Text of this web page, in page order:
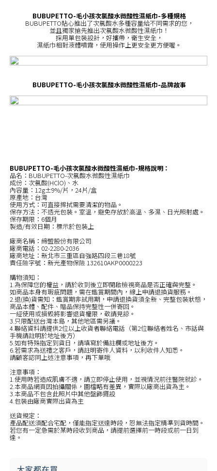
BUBUPETTO-毛小孩次氯酸水微酸性濕紙巾-多種規格
BUBUPETTO貼心推出了次氯酸水多種容量給不同需求的您，
並且獨家搶先推出次氯酸水微酸性濕紙巾！
採用單包裝設計，好攜帶，衛生安全，
濕紙巾相對液體噴霧，使用操作上更安全更方便喔。
BUBUPETTO-毛小孩次氯酸水微酸性濕紙巾-品牌故事
BUBUPETTO-毛小孩次氯酸水微酸性濕紙巾-規格說明：
品名：BUBUPETTO-次氯酸水微酸性濕紙巾
成份：次氯酸(HClO)、水
內容量：12g±9%/片，24片/盒
原產地：台灣
使用方式：可直接擦拭需要清潔的物品。
保存方法：不透光包裝。室溫，避免存放於高溫、多濕、日光照射處。
保存期限：6個月
製造/有效日期：標示於包裝上
廠商名稱：締盟股份有限公司
廠商電話：02-2280-2036
廠商地址：新北市三重區自強路四段三巷18號
責任險字號：新光產物保險 132610AKP0000223
購物須知：
1.為保障您的權益，請於收到後立即開啟檢視商品是否正確與完整。
如商品本身有瑕疵問題，需在鑑賞期間內，線上申請退換貨服務。
2.退(換)貨需知：鑑賞期非試用期，申請退換貨須全新、完整包裝狀態，
商品本體、配件、贈品保持完整性一併寄回。
一經使用或損毀將影響退貨權限，敬請見諒。
3.只限配送台灣本島，其他地區需另議。
4.聯絡資料請提供2位以上收貨者聯絡電話（第2位聯絡者姓名、市話與
手機請註明於地址後方）
5.如有特殊指定到貨日，請填寫於備註欄或地址後方。
6.若需求為送禮之客戶，請註明寄件人資料，以利收件人知悉。
請顧客認同上述注意事項，再下單哦
注意事項：
1.使用時若造成肌膚不適，請立即停止使用，並視情況前往醫院就診。
2.本商品網頁因拍攝關係，圖檔略有差異，實際以廠商出貨為主。
3.本商品不包含此照片中其他盤飾擺設
4.包裝由廠商實際出貨為主
送貨規定：
產品配送須配合宅配，僅能指定送達時段，恕無法指定精準到貨時間。
若您有一定急需於某時段收到商品，請提前選擇前一時段或前一日到
達。